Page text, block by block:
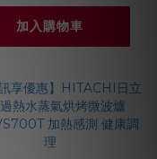
加入購物車